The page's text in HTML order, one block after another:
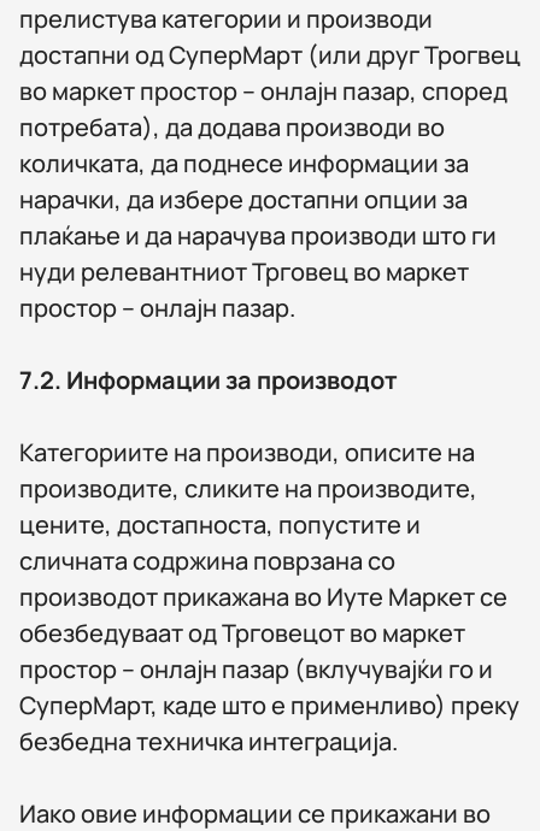
прелистува категории и производи
достапни од СуперМарт (или друг Трогвец
во маркет простор – онлајн пазар, според
потребата), да додава производи во
количката, да поднесе информации за
нарачки, да избере достапни опции за
плаќање и да нарачува производи што ги
нуди релевантниот Трговец во маркет
простор – онлајн пазар.
7.2. Информации за производот
Категориите на производи, описите на
производите, сликите на производите,
цените, достапноста, попустите и
сличната содржина поврзана со
производот прикажана во Иуте Маркет се
обезбедуваат од Трговецот во маркет
простор – онлајн пазар (вклучувајќи го и
СуперМарт, каде што е применливо) преку
безбедна техничка интеграција.
Иако овие информации се прикажани во